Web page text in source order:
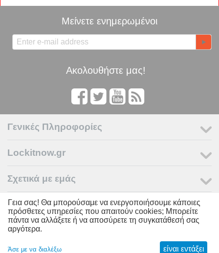
Μείνετε ενημερωμένοι
Ακολουθήστε μας!
Γενικές Πληροφορίες
Lockitnow.gr
Σχετικά με εμάς
Ο Λογαριασμός μου
© 2011 - 2026 LOCKITNOW. Powered by
Γεια σας! Θα μπορούσαμε να ενεργοποιήσουμε κάποιες
πρόσθετες υπηρεσίες που απαιτούν cookies; Μπορείτε
πάντα να αλλάξετε ή να αποσύρετε τη συγκατάθεσή σας
αργότερα.
Άσε με να διαλέξω είναι εντάξει